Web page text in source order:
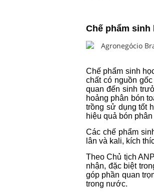
Chế phẩm
Chế phẩm sinh
chất có nguồn
quan đến sinh
hoảng phân bón
trồng sử dụng tốt
hiệu quả bón
Các chế phẩm
lân và kali, kích
Theo Chủ tịch
nhận, đặc biệt
góp phần quan
trong nước.